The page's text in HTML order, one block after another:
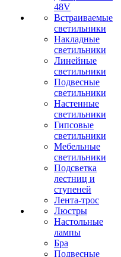
48V
Встраиваемые
светильники
Накладные
светильники
Линейные
светильники
Подвесные
светильники
Настенные
светильники
Гипсовые
светильники
Мебельные
светильники
Подсветка
лестниц и
ступеней
Лента-трос
Люстры
Настольные
лампы
Бра
Подвесные